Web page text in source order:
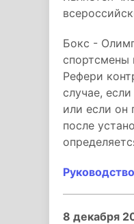
Бокс -
спортсмены
Рефери
случае,
или если он
после
8 декабря